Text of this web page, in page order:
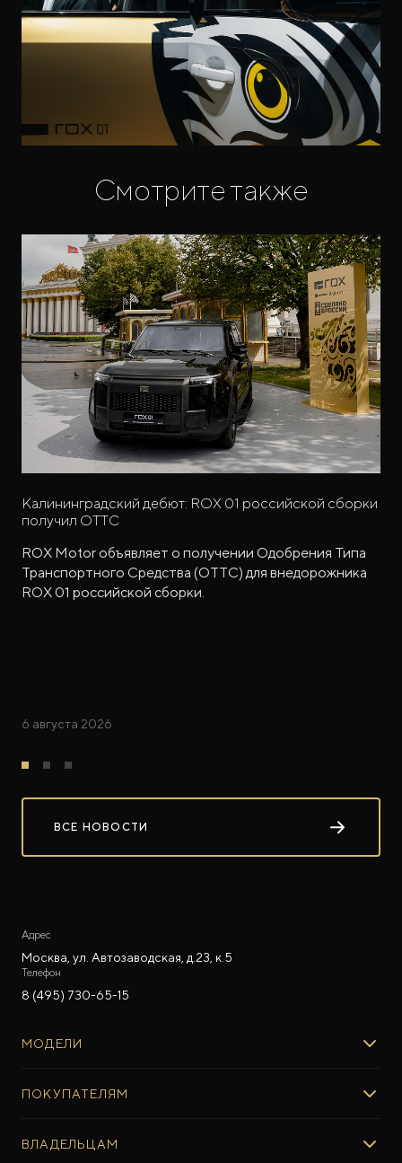
Смотрите также
Калининградский дебют: ROX 01 российской сборки
получил ОТТС
ROX Motor объявляет о получении Одобрения Типа
Транспортного Средства (ОТТС) для внедорожника
ROX 01 российской сборки.
6 августа 2026
ВСЕ НОВОСТИ
Адрес
Москва, ул. Автозаводская, д.23, к.5
Телефон
8 (495) 730-65-15
МОДЕЛИ
ROX ADAMAS
ПОКУПАТЕЛЯМ
Авто в наличии
ВЛАДЕЛЬЦАМ